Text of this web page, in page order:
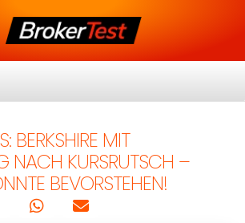
BERKSHIRE MIT
NACH KURSRUTSCH –
BEVORSTEHEN!